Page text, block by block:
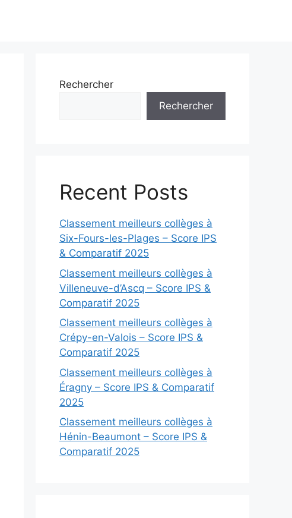
Rechercher
Rechercher
Recent Posts
Classement meilleurs collèges à
Six-Fours-les-Plages – Score IPS
& Comparatif 2025
Classement meilleurs collèges à
Villeneuve-d’Ascq – Score IPS &
Comparatif 2025
Classement meilleurs collèges à
Crépy-en-Valois – Score IPS &
Comparatif 2025
Classement meilleurs collèges à
Éragny – Score IPS & Comparatif
2025
Classement meilleurs collèges à
Hénin-Beaumont – Score IPS &
Comparatif 2025